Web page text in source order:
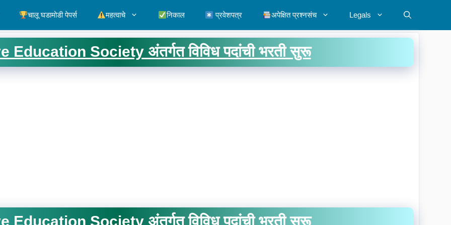
चालू घडामोडी पेपर्स महत्वाचे निकाल प्रवेशपत्र अपेक्षित प्रश्नसंच Legals
Society अंतर्गत विविध पदांची भरती सुरू
Society अंतर्गत विविध पदांची भरती सुरू